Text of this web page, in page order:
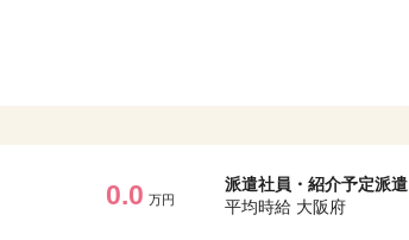
0.0 万円
派遣社員・紹介予定派遣
平均時給 大阪府